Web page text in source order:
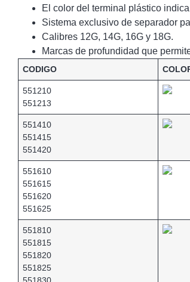
El color del terminal plástico
Sistema exclusivo de separador
Calibres 12G, 14G, 16G y 18G.
Marcas de profundidad que
CODIGO
551210
551213
551410
551415
551420
551610
551615
551620
551625
551810
551815
551820
551825